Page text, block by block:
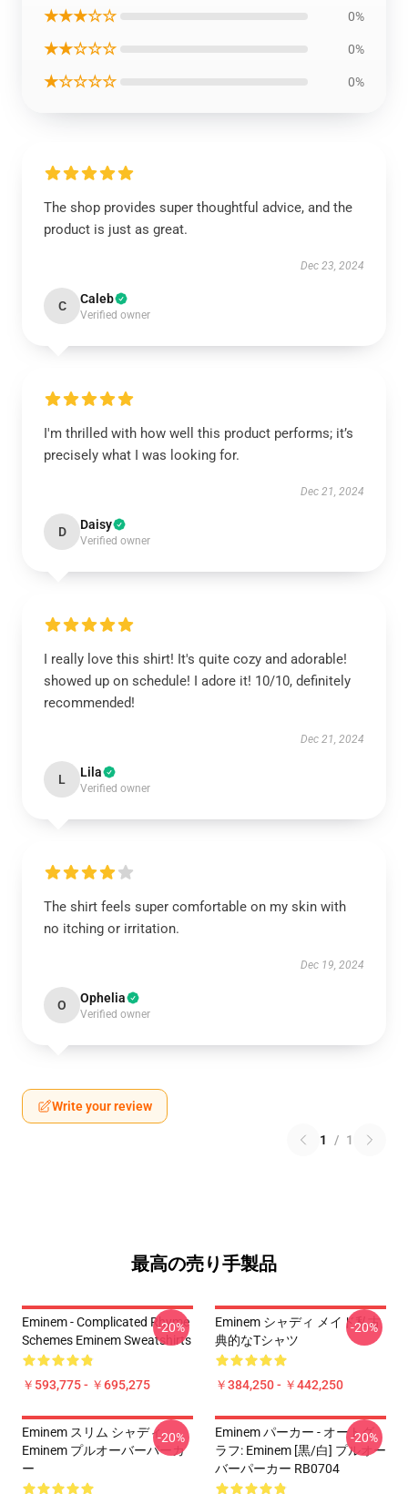
★★★☆☆ 0%
★★☆☆☆ 0%
★☆☆☆☆ 0%
The shop provides super thoughtful advice, and the
product is just as great.
Dec 23, 2024
C Caleb
Verified owner
I'm thrilled with how well this product performs; it’s
precisely what I was looking for.
Dec 21, 2024
D Daisy
Verified owner
I really love this shirt! It's quite cozy and adorable!
showed up on schedule! I adore it! 10/10, definitely
recommended!
Dec 21, 2024
L Lila
Verified owner
The shirt feels super comfortable on my skin with
no itching or irritation.
Dec 19, 2024
O Ophelia
Verified owner
Write your review
1 / 1
最高の売り手製品
Eminem - Complicated Rhyme
Schemes Eminem Sweatshirts
￥593,775 - ￥695,275
-20%
Eminem シャディ メイド私古
典的なTシャツ
￥384,250 - ￥442,250
-20%
Eminem スリム シャディ
Eminem プルオーバーパーカ
ー
-20%
Eminem パーカー - オートグ
ラフ: Eminem [黒/白] プルオー
バーパーカー RB0704
-20%